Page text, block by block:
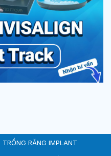
TRỒNG RĂNG IMPLANT